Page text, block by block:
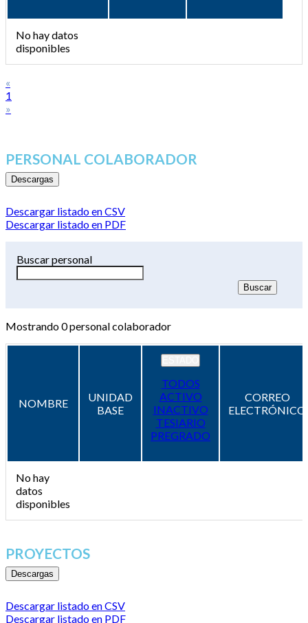
No hay datos
disponibles
«
1
»
PERSONAL COLABORADOR
Descargas
Descargar listado en CSV
Descargar listado en PDF
Buscar personal
Mostrando0personal colaborador
NOMBRE
UNIDAD
BASE
TODOS
ACTIVO
INACTIVO
TESIARIO
PREGRADO
CORREO
ELECTRÓNICO
No hay
datos
disponibles
PROYECTOS
Descargas
Descargar listado en CSV
Descargar listado en PDF